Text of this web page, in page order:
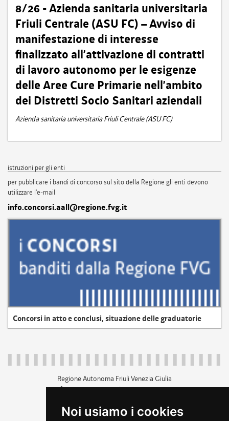
Noi usiamo i cookies
8/26 - Azienda sanitaria universitaria
Friuli Centrale (ASU FC) – Avviso di
manifestazione di interesse
finalizzato all’attivazione di contratti
di lavoro autonomo per le esigenze
delle Aree Cure Primarie nell’ambito
dei Distretti Socio Sanitari aziendali
Azienda sanitaria universitaria Friuli Centrale (ASU FC)
istruzioni per gli enti
per pubblicare i bandi di concorso sul sito della Regione gli enti devono
utilizzare l'e-mail
info.concorsi.aall@regione.fvg.it
Concorsi in atto e conclusi, situazione delle graduatorie
Regione Autonoma Friuli Venezia Giulia
c.f. 80014930327; p.iva 00526040324
+39 040 3771111